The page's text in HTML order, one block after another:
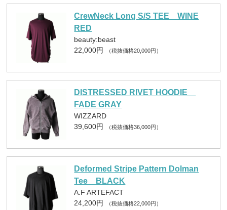
CrewNeck Long S/S TEE WINE
RED
beauty:beast
22,000円
（税抜価格20,000円）
DISTRESSED RIVET HOODIE
FADE GRAY
WIZZARD
39,600円
（税抜価格36,000円）
Deformed Stripe Pattern Dolman
Tee BLACK
A.F ARTEFACT
24,200円
（税抜価格22,000円）